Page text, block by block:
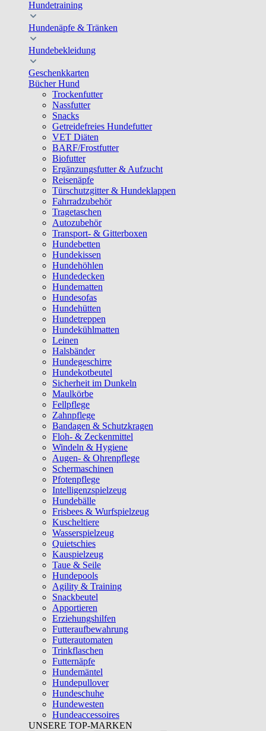
Hundetraining
Hundenäpfe & Tränken
Hundebekleidung
Geschenkkarten
Bücher Hund
Trockenfutter
Nassfutter
Snacks
Getreidefreies Hundefutter
VET Diäten
BARF/Frostfutter
Biofutter
Ergänzungsfutter & Aufzucht
Reisenäpfe
Türschutzgitter & Hundeklappen
Fahrradzubehör
Tragetaschen
Autozubehör
Transport- & Gitterboxen
Hundebetten
Hundekissen
Hundehöhlen
Hundedecken
Hundematten
Hundesofas
Hundehütten
Hundetreppen
Hundekühlmatten
Leinen
Halsbänder
Hundegeschirre
Hundekotbeutel
Sicherheit im Dunkeln
Maulkörbe
Fellpflege
Zahnpflege
Bandagen & Schutzkragen
Floh- & Zeckenmittel
Windeln & Hygiene
Augen- & Ohrenpflege
Schermaschinen
Pfotenpflege
Intelligenzspielzeug
Hundebälle
Frisbees & Wurfspielzeug
Kuscheltiere
Wasserspielzeug
Quietschies
Kauspielzeug
Taue & Seile
Hundepools
Agility & Training
Snackbeutel
Apportieren
Erziehungshilfen
Futteraufbewahrung
Futterautomaten
Trinkflaschen
Futternäpfe
Hundemäntel
Hundepullover
Hundeschuhe
Hundewesten
Hundeaccessoires
UNSERE TOP-MARKEN